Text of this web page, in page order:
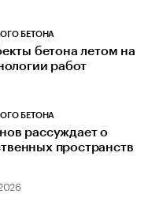
БЕТОНА
бетона летом на
работ
БЕТОНА
рассуждает о
пространств